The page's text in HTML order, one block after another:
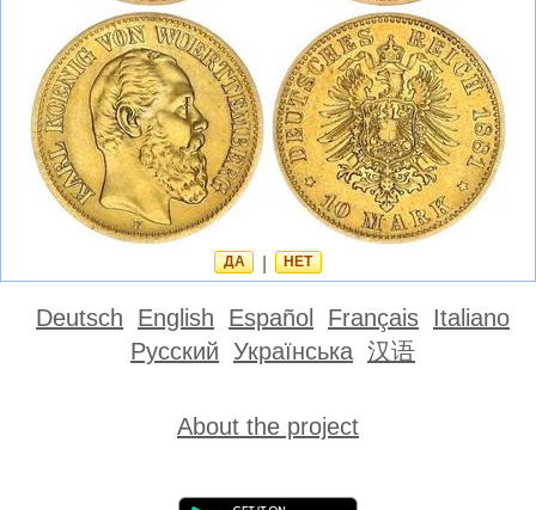
ДА НЕТ
Deutsch English Español Français Italiano
Русский Українська 汉语
About the project